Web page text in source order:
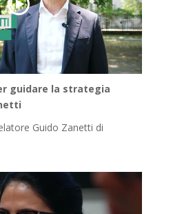
guidare la strategia
Guido Zanetti di